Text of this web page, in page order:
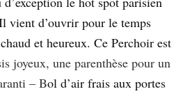
vient d’ouvrir pour le temps
et heureux. Ce Perchoir est
joyeux, une parenthèse pour un
– Bol d’air frais aux portes